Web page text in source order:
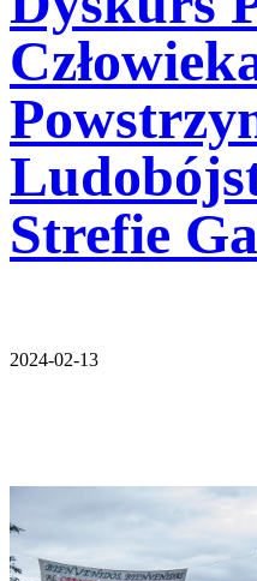
Strefie
2024-02-13